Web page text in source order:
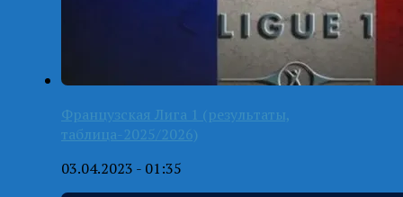
Французская Лига 1 (результаты,
таблица-2025/2026)
03.04.2023 - 01:35